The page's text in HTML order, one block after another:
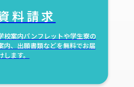
料請求
校案内パンフレットや学生寮の
内、出願書類などを無料でお届
します。